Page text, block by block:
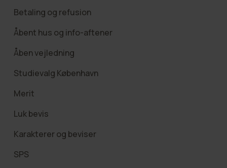
Betaling og refusion
Åbent hus og info-aftener
Åben vejledning
Studievalg København
Merit
Luk bevis
Karakterer og beviser
SPS